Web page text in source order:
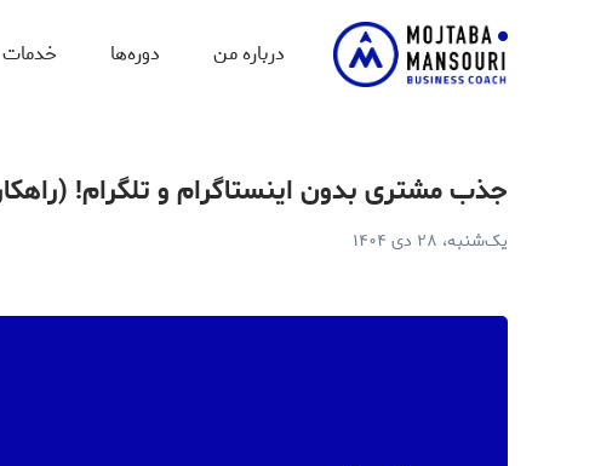
درباره من
دوره‌ها خدمات
جذب مشتری بدون اینستاگرام و تلگرام!
یک‌شنبه، ۲۸ دی ۱۴۰۴